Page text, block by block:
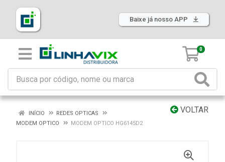
Baixe já nosso APP
0
VOLTAR
INÍCIO
REDES OPTICAS
MODEM OPTICO
MODEM OPTICO HG6145D2